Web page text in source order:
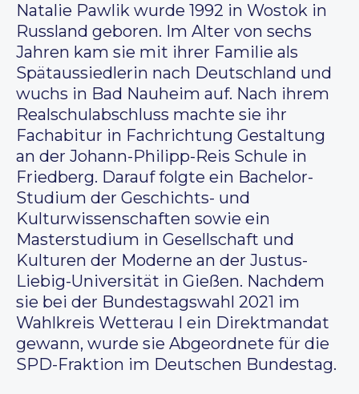
Natalie Pawlik wurde 1992 in Wostok in
Russland geboren. Im Alter von sechs
Jahren kam sie mit ihrer Familie als
Spätaussiedlerin nach Deutschland und
wuchs in Bad Nauheim auf. Nach ihrem
Realschulabschluss machte sie ihr
Fachabitur in Fachrichtung Gestaltung
an der Johann-Philipp-Reis Schule in
Friedberg. Darauf folgte ein Bachelor-
Studium der Geschichts- und
Kulturwissenschaften sowie ein
Masterstudium in Gesellschaft und
Kulturen der Moderne an der Justus-
Liebig-Universität in Gießen. Nachdem
sie bei der Bundestagswahl 2021 im
Wahlkreis Wetterau I ein Direktmandat
gewann, wurde sie Abgeordnete für die
SPD-Fraktion im Deutschen Bundestag.